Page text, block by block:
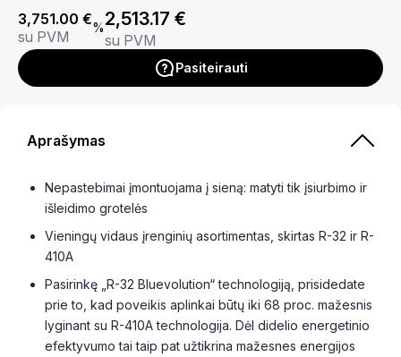
3,751.00 €
su PVM
%2,513.17 €
su PVM
Pasiteirauti
Aprašymas
Nepastebimai įmontuojama į sieną: matyti tik įsiurbimo ir
išleidimo grotelės
Vieningų vidaus įrenginių asortimentas, skirtas R-32 ir R-
410A
Pasirinkę „R-32 Bluevolution“ technologiją, prisidedate
prie to, kad poveikis aplinkai būtų iki 68 proc. mažesnis
lyginant su R-410A technologija. Dėl didelio energetinio
efektyvumo tai taip pat užtikrina mažesnes energijos